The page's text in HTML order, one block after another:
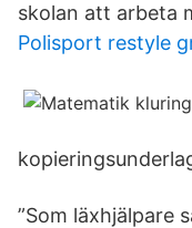
skolan att arbeta
Polisport restyle
”Som läxhjälpare